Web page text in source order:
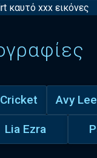
Cricket Avy
Lia Ezra